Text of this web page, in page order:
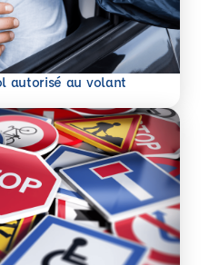
autorisé au volant